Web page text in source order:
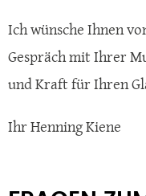
Ich wünsche Ihnen
Gespräch mit Ihrer
und Kraft für Ihren
Ihr Henning Kiene